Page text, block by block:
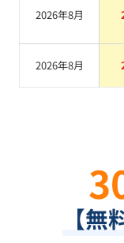
2026年8月
2026年8月
【